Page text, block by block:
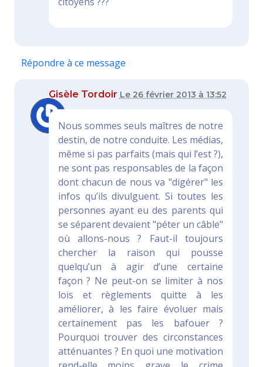
Répondre à ce message
Gisèle Tordoir Le 26 février 2013 à 13:52
Nous sommes seuls maîtres de notre
destin, de notre conduite. Les médias,
même si pas parfaits (mais qui l’est ?),
ne sont pas responsables de la façon
dont chacun de nous va "digérer" les
infos qu’ils divulguent. Si toutes les
personnes ayant eu des parents qui
se séparent devaient "péter un câble"
où allons-nous ? Faut-il toujours
chercher la raison qui pousse
quelqu’un à agir d’une certaine
façon ? Ne peut-on se limiter à nos
lois et règlements quitte à les
améliorer, à les faire évoluer mais
certainement pas les bafouer ?
Pourquoi trouver des circonstances
atténuantes ? En quoi une motivation